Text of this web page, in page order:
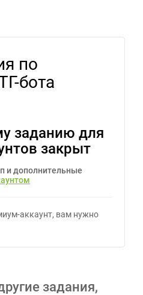
по
бота
заданию для
закрыт
и дополнительные
аккаунт, вам нужно
задания,